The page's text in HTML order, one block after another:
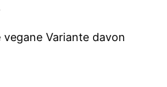
Variante davon